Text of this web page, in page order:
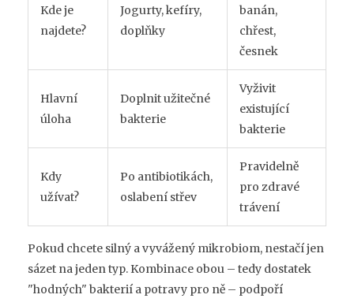
Kde je
najdete?
Jogurty, kefíry,
doplňky
banán,
chřest,
česnek
Hlavní
úloha
Doplnit užitečné
bakterie
Vyživit
existující
bakterie
Kdy
užívat?
Po antibiotikách,
oslabení střev
Pravidelně
pro zdravé
trávení
Pokud chcete silný a vyvážený mikrobiom, nestačí jen
sázet na jeden typ. Kombinace obou – tedy dostatek
"hodných" bakterií a potravy pro ně – podpoří